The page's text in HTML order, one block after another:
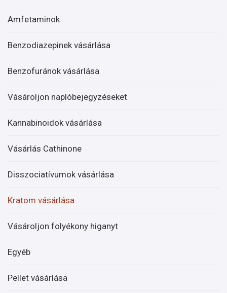
Amfetaminok
Benzodiazepinek vásárlása
Benzofuránok vásárlása
Vásároljon naplóbejegyzéseket
Kannabinoidok vásárlása
Vásárlás Cathinone
Disszociatívumok vásárlása
Kratom vásárlása
Vásároljon folyékony higanyt
Egyéb
Pellet vásárlása